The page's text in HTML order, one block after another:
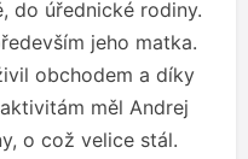
do úřednické rodiny.
jeho matka.
obchodem a díky
měl Andrej
o což velice stál.